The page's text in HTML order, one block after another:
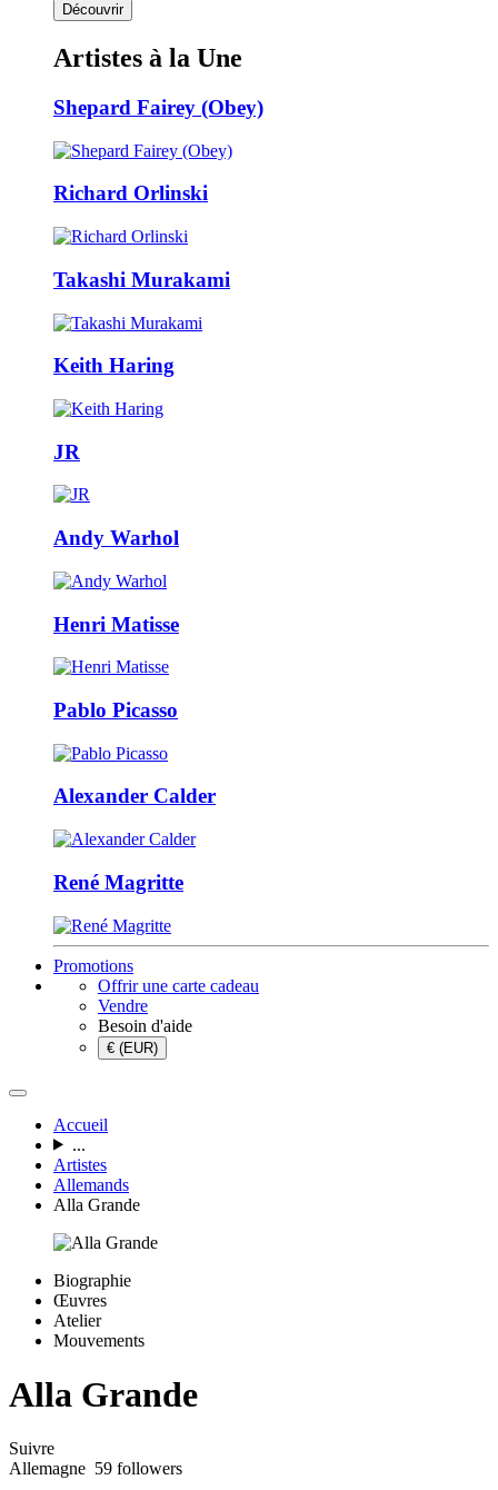
Découvrir
Artistes à la Une
Shepard Fairey (Obey)
Richard Orlinski
Takashi Murakami
Keith Haring
JR
Andy Warhol
Henri Matisse
Pablo Picasso
Alexander Calder
René Magritte
Promotions
Offrir une carte cadeau
Vendre
Besoin d'aide
€ (EUR)
Accueil
...
Artistes
Allemands
Alla Grande
Biographie
Œuvres
Atelier
Mouvements
Alla Grande
Suivre
Allemagne 59 followers